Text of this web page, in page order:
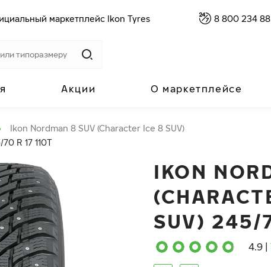
маркетплейс Ikon Tyres 8 800 234
Акции О маркетплейсе
Ikon Nordman 8 SUV (Character Ice 8 SUV)
R 17 110T
IKON
SUV) 245/
4.9